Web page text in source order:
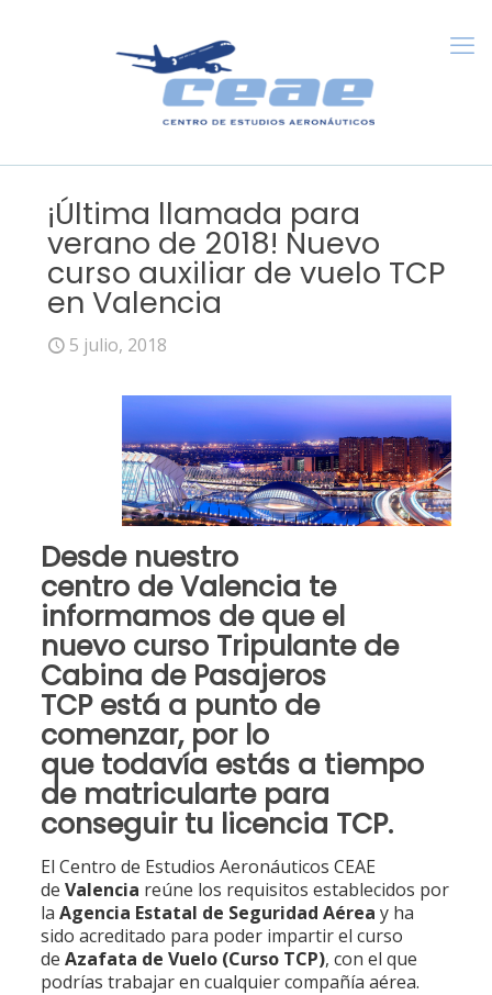
¡Última llamada para
verano de 2018! Nuevo
curso auxiliar de vuelo TCP
en Valencia
5 julio, 2018
Desde nuestro
centro deValencia te
informamos de que el
nuevo curso Tripulante de
Cabina de Pasajeros
TCPestá a punto de
comenzar, por lo
que todavía estás a tiempo
de matricularte para
conseguir tu licencia TCP.
El Centro de Estudios Aeronáuticos CEAE
de Valencia reúne los requisitos establecidos por
la Agencia Estatal de Seguridad Aérea y ha
sido acreditado para poder impartir el curso
de Azafata de Vuelo (Curso TCP), con el que
podrías trabajar en cualquier compañía aérea.